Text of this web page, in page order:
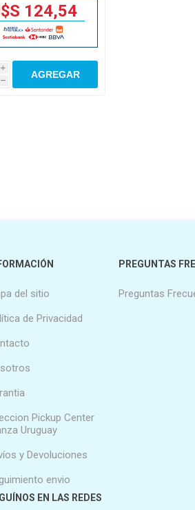
124,54
i
h
AGREGAR
del sitio
de Privacidad
Pickup Center
Uruguay
y Devoluciones
envio
PREGUNTAS
Preguntas
EN LAS REDES